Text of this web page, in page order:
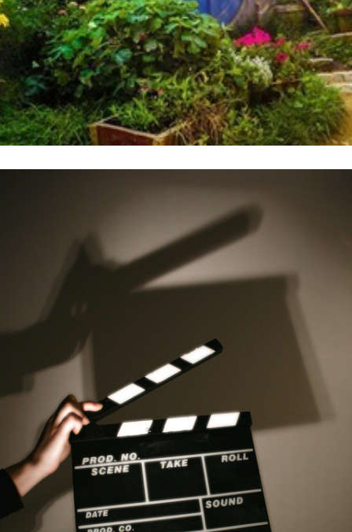
Plakaty filmowe
Lata 60., 70. i 80. XX wieku to czasy, kiedy plakaty filmowe
przeżywały swoją świetność. Wówczas materiały reklamujące
produkcje filmowe mogły uchodzić za osobne dzieła i bardzo
często nimi były. Przykładem mogą być tutaj ręcznie rysowane
plakaty do produkcji Wesa Andersona, Tima Burtona czy Quentina
Tarantino. Plakaty tamtych czasów miały swój unikatowy,
niepowtarzalny styl. Jeden obrazek mógł wyrazić emocje całego